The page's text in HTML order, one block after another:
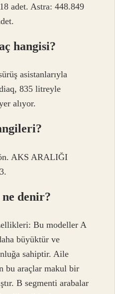
adet. Astra: 448.849
hangisi?
asistanlarıyla
835 litreyle
alıyor.
AKS ARALIĞI
denir?
Bu modeller A
büyüktür ve
sahiptir. Aile
bu araçlar makul bir
B segmenti arabalar